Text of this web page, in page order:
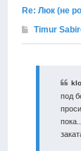
Re: Люк (не
Timur
под